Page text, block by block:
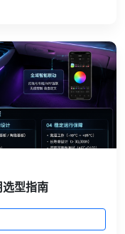
型指南